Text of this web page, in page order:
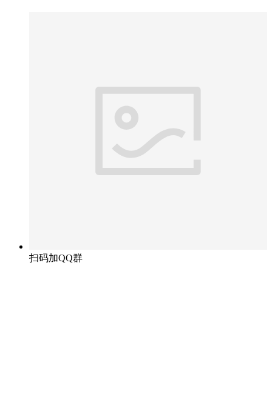
扫码加QQ群